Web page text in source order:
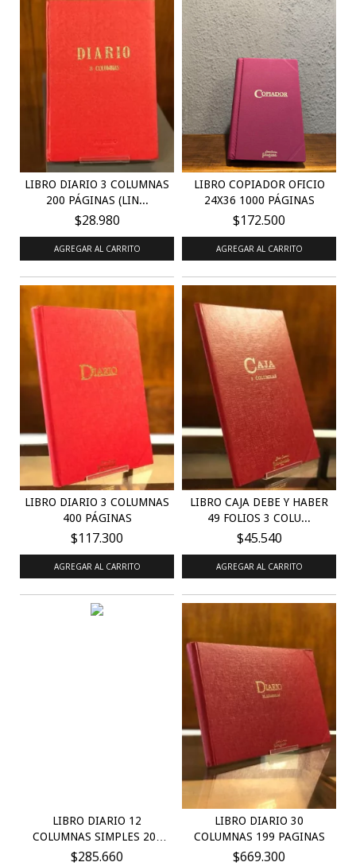
LIBRO DIARIO 3 COLUMNAS
200 PÁGINAS (LIN...
$28.980
LIBRO COPIADOR OFICIO
24X36 1000 PÁGINAS
$172.500
AGREGAR AL CARRITO
LIBRO DIARIO 3 COLUMNAS
400 PÁGINAS
$117.300
AGREGAR AL CARRITO
LIBRO CAJA DEBE Y HABER
49 FOLIOS 3 COLU...
$45.540
AGREGAR AL CARRITO
LIBRO DIARIO 12
COLUMNAS SIMPLES 200
PÁG...
$285.660
LIBRO DIARIO 30
COLUMNAS 199 PAGINAS
$669.300